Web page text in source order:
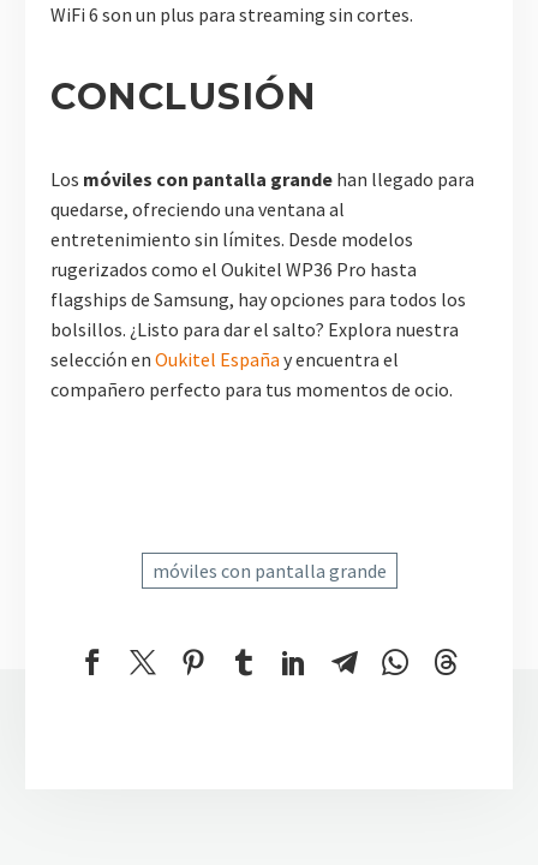
WiFi 6 son un plus para streaming sin cortes.
CONCLUSIÓN
Los móviles con pantalla grande han llegado para
quedarse, ofreciendo una ventana al
entretenimiento sin límites. Desde modelos
rugerizados como el Oukitel WP36 Pro hasta
flagships de Samsung, hay opciones para todos los
bolsillos. ¿Listo para dar el salto? Explora nuestra
selección en Oukitel España y encuentra el
compañero perfecto para tus momentos de ocio.
móviles con pantalla grande